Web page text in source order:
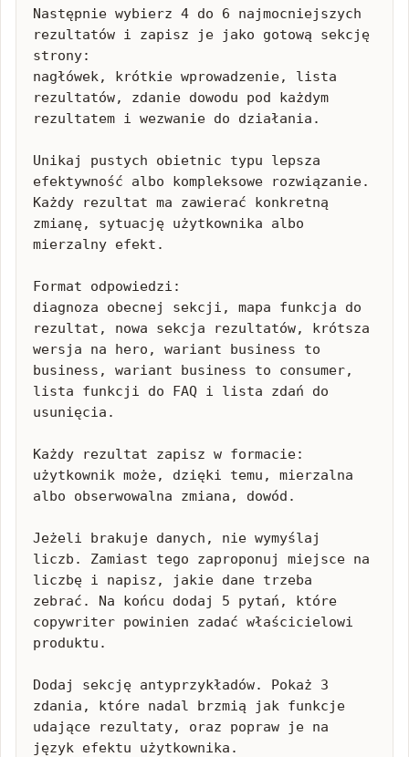
Następnie wybierz 4 do 6 najmocniejszych
rezultatów i zapisz je jako gotową sekcję
strony:
nagłówek, krótkie wprowadzenie, lista
rezultatów, zdanie dowodu pod każdym
rezultatem i wezwanie do działania.
Unikaj pustych obietnic typu lepsza
efektywność albo kompleksowe rozwiązanie.
Każdy rezultat ma zawierać konkretną
zmianę, sytuację użytkownika albo
mierzalny efekt.
Format odpowiedzi:
diagnoza obecnej sekcji, mapa funkcja do
rezultat, nowa sekcja rezultatów, krótsza
wersja na hero, wariant business to
business, wariant business to consumer,
lista funkcji do FAQ i lista zdań do
usunięcia.
Każdy rezultat zapisz w formacie:
użytkownik może, dzięki temu, mierzalna
albo obserwowalna zmiana, dowód.
Jeżeli brakuje danych, nie wymyślaj
liczb. Zamiast tego zaproponuj miejsce na
liczbę i napisz, jakie dane trzeba
zebrać. Na końcu dodaj 5 pytań, które
copywriter powinien zadać właścicielowi
produktu.
Dodaj sekcję antyprzykładów. Pokaż 3
zdania, które nadal brzmią jak funkcje
udające rezultaty, oraz popraw je na
język efektu użytkownika.